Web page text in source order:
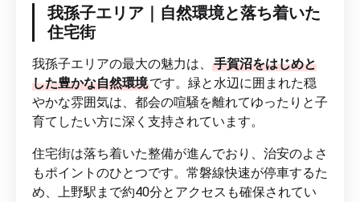
我孫子エリア｜自然環境と落ち着いた
住宅街
我孫子エリアの最大の魅力は、
手賀沼をはじめと
した豊かな自然環境です。緑と水辺に囲まれた穏
やかな雰囲気は、都会の喧騒を離れてゆったりと子
育てしたい方に深く支持されています。
住宅街は落ち着いた整備が進んでおり、治安のよさ
もポイントのひとつです。常磐線快速が停車するた
め、上野駅まで約40分とアクセスも確保されてい